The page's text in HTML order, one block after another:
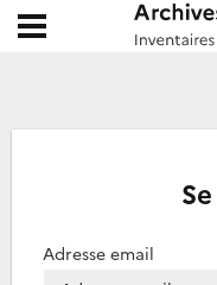
Archives
Ouvrir le menu
Adresse email